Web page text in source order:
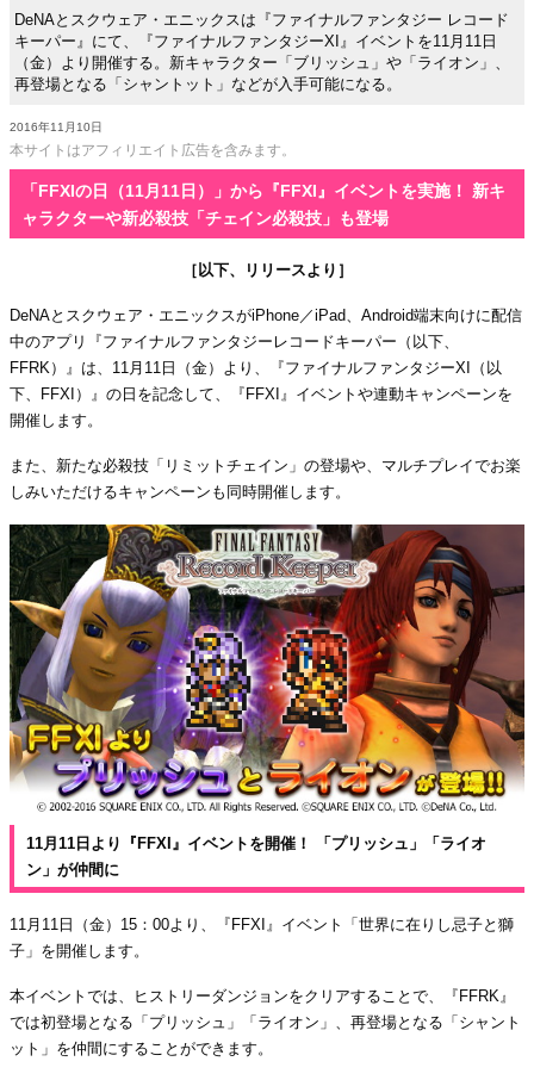
DeNAとスクウェア・エニックスは『ファイナルファンタジー レコード
キーパー』にて、『ファイナルファンタジーXI』イベントを11月11日
（金）より開催する。新キャラクター「ブリッシュ」や「ライオン」、
再登場となる「シャントット」などが入手可能になる。
2016年11月10日
本サイトはアフィリエイト広告を含みます。
「FFXIの日（11月11日）」から『FFXI』イベントを実施！ 新キ
ャラクターや新必殺技「チェイン必殺技」も登場
［以下、リリースより］
DeNAとスクウェア・エニックスがiPhone／iPad、Android端末向けに配信
中のアプリ『ファイナルファンタジーレコードキーパー（以下、
FFRK）』は、11月11日（金）より、『ファイナルファンタジーXI（以
下、FFXI）』の日を記念して、『FFXI』イベントや連動キャンペーンを
開催します。
また、新たな必殺技「リミットチェイン」の登場や、マルチプレイでお楽
しみいただけるキャンペーンも同時開催します。
11月11日より『FFXI』イベントを開催！ 「プリッシュ」「ライオ
ン」が仲間に
11月11日（金）15：00より、『FFXI』イベント「世界に在りし忌子と獅
子」を開催します。
本イベントでは、ヒストリーダンジョンをクリアすることで、『FFRK』
では初登場となる「プリッシュ」「ライオン」、再登場となる「シャント
ット」を仲間にすることができます。